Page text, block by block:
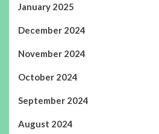
January 2025
December 2024
November 2024
October 2024
September 2024
August 2024